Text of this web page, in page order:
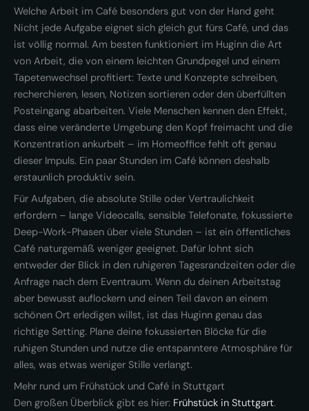
Welche Arbeit im Café besonders gut von der Hand geht
Nicht jede Aufgabe eignet sich gleich gut fürs Café, und das
ist völlig normal. Am besten funktioniert im Huginn die Art
von Arbeit, die von einem leichten Grundpegel und einem
Tapetenwechsel profitiert: Texte und Konzepte schreiben,
recherchieren, lesen, Notizen sortieren oder den überfüllten
Posteingang abarbeiten. Viele Menschen kennen den Effekt,
dass eine veränderte Umgebung den Kopf freimacht und die
Konzentration ankurbelt – im Homeoffice fehlt oft genau
dieser Impuls. Ein paar Stunden im Café können deshalb
erstaunlich produktiv sein.
Für Aufgaben, die absolute Stille oder Vertraulichkeit
erfordern – lange Videocalls, sensible Telefonate, fokussierte
Deep-Work-Phasen über viele Stunden – ist ein öffentliches
Café naturgemäß weniger geeignet. Dafür lohnt sich
entweder der Blick in den ruhigeren Tagesrandzeiten oder die
Anfrage nach dem Eventraum. Wenn du deinen Arbeitstag
aber bewusst auflockern und einen Teil davon an einem
schönen Ort erledigen willst, ist das Huginn genau das
richtige Setting. Plane deine fokussierten Blöcke für die
ruhigen Stunden und nutze die entspanntere Atmosphäre für
alles, was etwas weniger Stille verlangt.
Mehr rund um Frühstück und Café in Stuttgart
Den großen Überblick gibt es hier: Frühstück in Stuttgart.